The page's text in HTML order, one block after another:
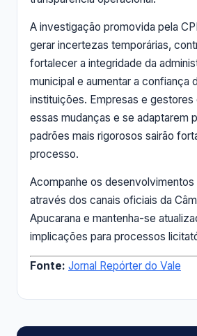
A investigação promovida pela
gerar incertezas temporárias,
fortalecer a integridade da
municipal e aumentar a confiança
instituições. Empresas e gestores
essas mudanças e se adaptarem
padrões mais rigorosos sairão
processo.
Acompanhe os desenvolvimentos
através dos canais oficiais da
Apucarana e mantenha-se
implicações para processos
Fonte: Jornal Repórter do Vale